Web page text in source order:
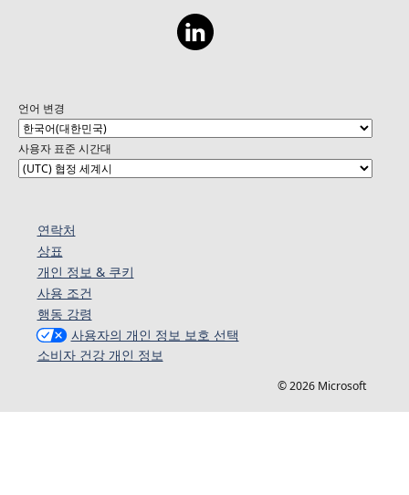
언어 변경
사용자 표준 시간대
연락처
상표
개인 정보 & 쿠키
사용 조건
행동 강령
사용자의 개인 정보 보호 선택
소비자 건강 개인 정보
© 2026 Microsoft